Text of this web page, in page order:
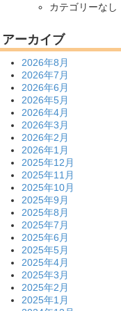
カテゴリーなし
アーカイブ
2026年8月
2026年7月
2026年6月
2026年5月
2026年4月
2026年3月
2026年2月
2026年1月
2025年12月
2025年11月
2025年10月
2025年9月
2025年8月
2025年7月
2025年6月
2025年5月
2025年4月
2025年3月
2025年2月
2025年1月